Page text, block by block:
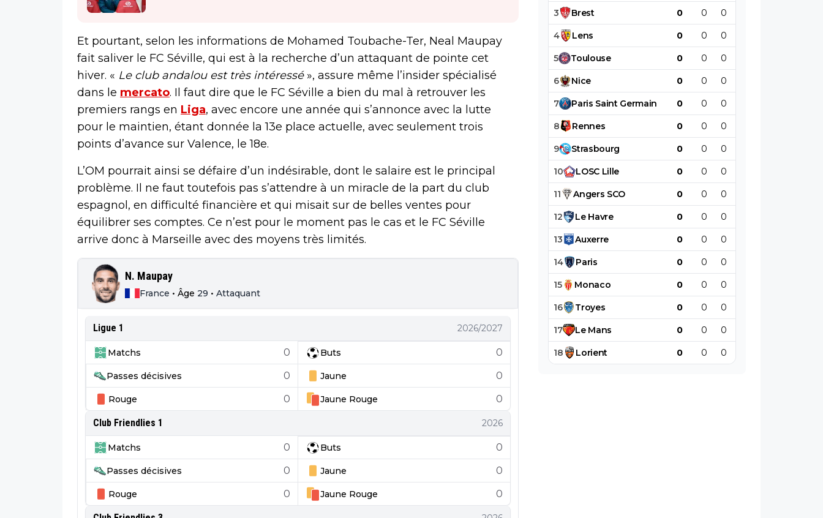
Et pourtant, selon les informations de Mohamed Toubache-Ter, Neal Maupay
fait saliver le FC Séville, qui est à la recherche d’un attaquant de pointe cet
hiver. « Le club andalou est très intéressé », assure même l’insider spécialisé
dans le mercato. Il faut dire que le FC Séville a bien du mal à retrouver les
premiers rangs en Liga, avec encore une année qui s’annonce avec la lutte
pour le maintien, étant donnée la 13e place actuelle, avec seulement trois
points d’avance sur Valence, le 18e.
L’OM pourrait ainsi se défaire d’un indésirable, dont le salaire est le principal
problème. Il ne faut toutefois pas s’attendre à un miracle de la part du club
espagnol, en difficulté financière et qui misait sur de belles ventes pour
équilibrer ses comptes. Ce n’est pour le moment pas le cas et le FC Séville
arrive donc à Marseille avec des moyens très limités.
N. Maupay
France • Âge 29 • Attaquant
Ligue 1 2026/2027
Matchs 0 Buts 0
Passes décisives 0 Jaune 0
Rouge 0 Jaune Rouge 0
Club Friendlies 1 2026
Matchs 0 Buts 0
Passes décisives 0 Jaune 0
Rouge 0 Jaune Rouge 0
3 Brest 0 0 0
4 Lens 0 0 0
5 Toulouse 0 0 0
6 Nice 0 0 0
7 Paris Saint Germain 0 0 0
8 Rennes 0 0 0
9 Strasbourg 0 0 0
10 LOSC Lille 0 0 0
11 Angers SCO 0 0 0
12 Le Havre 0 0 0
13 Auxerre 0 0 0
14 Paris 0 0 0
15 Monaco 0 0 0
16 Troyes 0 0 0
17 Le Mans 0 0 0
18 Lorient 0 0 0